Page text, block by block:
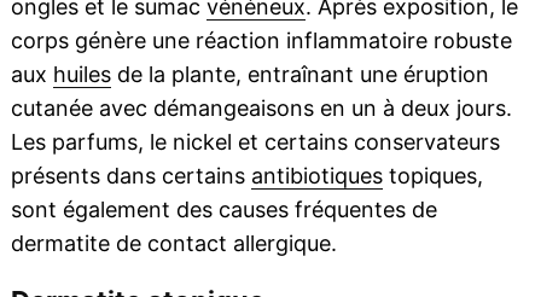
ongles et le sumac vénéneux. Après exposition, le
corps génère une réaction inflammatoire robuste
aux huilesde la plante, entraînant une éruption
cutanée avec démangeaisons en un à deux jours.
Les parfums, le nickel et certains conservateurs
présents dans certains antibiotiquestopiques,
sont également des causes fréquentes de
dermatite de contact allergique.